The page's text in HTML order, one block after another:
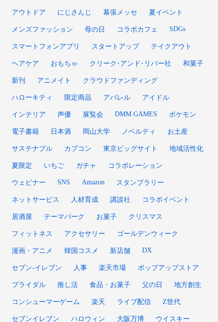
アウトドア にじさんじ 幕張メッセ 夏イベント
メンズファッション 母の日 コラボカフェ SDGs
スマートフォンアプリ スタートアップ テイクアウト
ヘアケア おもちゃ クリーク･アンド･リバー社 和菓子
新刊 アニメイト クラウドファンディング
ハローキティ 限定商品 アパレル アイドル
インテリア 声優 展覧会 DMM GAMES ポケモン
電子書籍 日本酒 岡山大学 ノベルティ お土産
サステナブル カプコン 東京ビッグサイト 地域活性化
夏限定 いちご ガチャ コラボレーション
ウェビナー SNS Amazon スタンプラリー
ネットサービス 人材育成 講談社 コラボイベント
居酒屋 テーマパーク お菓子 クリスマス
フィットネス アクセサリー ゴールデンウィーク
漫画・アニメ 韓国コスメ 新店舗 DX
セブン‐イレブン 人事 楽天市場 ポップアップストア
ブライダル 推し活 食品・お菓子 父の日 地方創生
コンシューマーゲーム 楽天 ライブ配信 Z世代
セブンイレブン ハロウィン 大阪万博 ウイスキー